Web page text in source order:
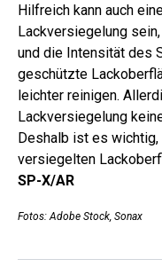
Hilfreich kann auch
Lackversiegelung
und die Intensität des
geschützte
leichter reinigen.
Lackversiegelung
Deshalb ist es
versiegelten
SP-X/AR
Fotos: Adobe Stock, Sonax